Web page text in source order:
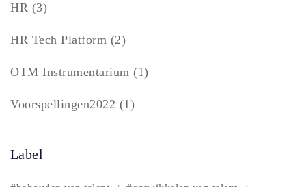
HR (3)
HR Tech Platform (2)
OTM Instrumentarium (1)
Voorspellingen2022 (1)
Label